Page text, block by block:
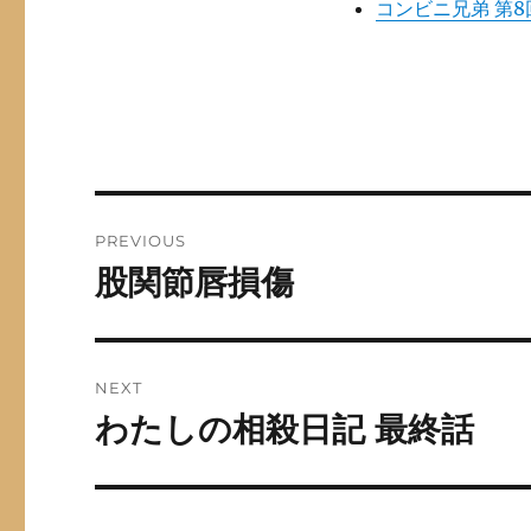
コンビニ兄弟 第
navigation
PREVIOUS
Previous
股関節唇損傷
NEXT
Next
わたしの相殺日記 最終話